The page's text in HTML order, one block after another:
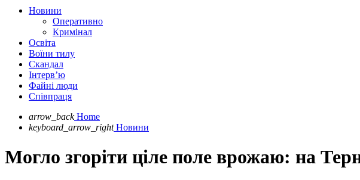
Новини
Оперативно
Кримінал
Освіта
Воїни тилу
Скандал
Інтерв’ю
Файні люди
Співпраця
arrow_back Home
keyboard_arrow_right Новини
Могло згоріти ціле поле врожаю: на